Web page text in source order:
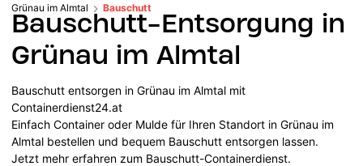
Grünau im Almtal
Bauschutt
Bauschutt-Entsorgung in
Grünau im Almtal
Bauschutt entsorgen in Grünau im Almtal mit
Containerdienst24.at
Einfach Container oder Mulde für Ihren Standort in Grünau im
Almtal bestellen und bequem Bauschutt entsorgen lassen.
Jetzt mehr erfahren zum Bauschutt-Containerdienst.